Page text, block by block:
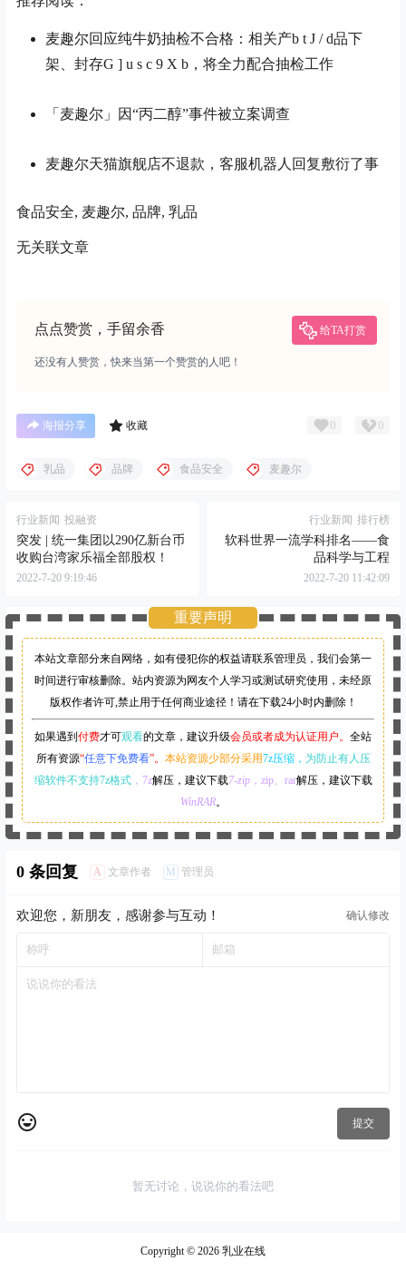
麦趣尔回应纯牛奶抽检不合格：相关产b t J / d品下
架、封存G ] u s c 9 X b ，将全力配合抽检工作
「麦趣尔」因“丙二醇”事件被立案调查
麦趣尔天猫旗舰店不退款，客服机器人回复敷衍了事
食品安全, 麦趣尔, 品牌, 乳品
无关联文章
点点赞赏，手留余香 给TA打赏
还没有人赞赏，快来当第一个赞赏的人吧！
海报分享 收藏 0 0
乳品 品牌 食品安全 麦趣尔
行业新闻 投融资
突发 | 统一集团以290亿新台币
收购台湾家乐福全部股权！
2022-7-20 9:19:46
行业新闻 排行榜
软科世界一流学科排名——食
品科学与工程
2022-7-20 11:42:09
重要声明
本站文章部分来自网络，如有侵犯你的权益请联系管理员， 我们会第一
时间进行审核删除。站内资源为网友个人学习或测试研究使用，未经原
版权作者许可,禁止用于任何商业途径！请在下载24小时内删除！
如果遇到付费才可观看的文章，建议升级会员或者成为认证用户。 全站
所有资源“任意下免费看”。 本站资源少部分采用7z压缩， 为防止有人压
缩软件不支持7z格式，7z解压，建议下载7-zip，zip、rar解压，建议下载
WinRAR。
0 条回复 A 文章作者 M 管理员
欢迎您，新朋友，感谢参与互动！ 确认修改
提交
暂无讨论，说说你的看法吧
Copyright © 2026 乳业在线